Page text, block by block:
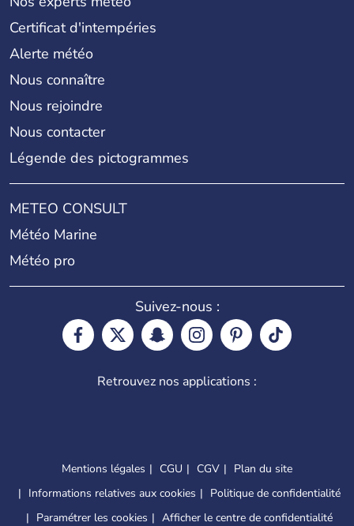
Certificat d'intempéries
Alerte météo
Nous connaître
Nous rejoindre
Nous contacter
Légende des pictogrammes
METEO CONSULT
Météo Marine
Météo pro
Suivez-nous :
Retrouvez nos applications :
Mentions légales CGU CGV
Plan du site
Informations relatives aux cookies
Politique de confidentialité
Paramétrer les cookies
Afficher le centre de confidentialité